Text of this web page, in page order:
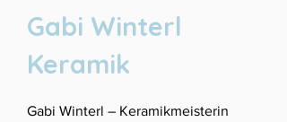
Gabi Winterl
Keramik
Gabi Winterl – Keramikmeisterin